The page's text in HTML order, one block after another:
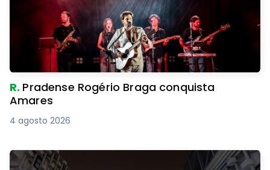
R. Pradense Rogério Braga conquista
Amares
4 agosto 2026